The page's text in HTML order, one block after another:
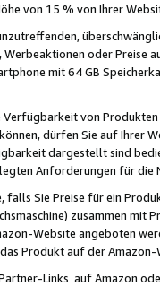
von 15 % von Ihrer
Werbeaktionen oder Preise
mit 64 GB
Verfügbarkeit von
dürfen Sie auf Ihrer
dargestellt sind
Anforderungen für die
falls Sie Preise für ein
zusammen mit
Website angeboten
Produkt auf der
Links auf Amazon